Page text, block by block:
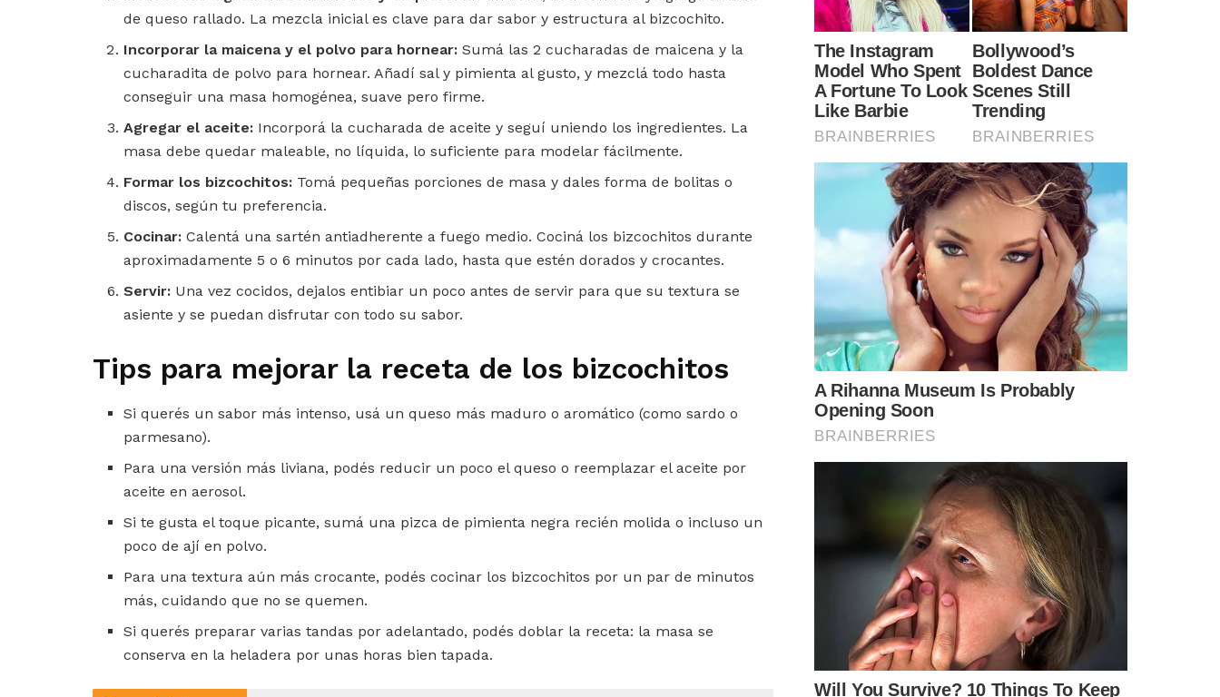
de queso rallado. La mezcla inicial es clave para dar sabor y estructura al bizcochito.
Incorporar la maicena y el polvo para hornear: Sumá las 2 cucharadas de maicena y la
cucharadita de polvo para hornear. Añadí sal y pimienta al gusto, y mezclá todo hasta
conseguir una masa homogénea, suave pero firme.
Agregar el aceite: Incorporá la cucharada de aceite y seguí uniendo los ingredientes. La
masa debe quedar maleable, no líquida, lo suficiente para modelar fácilmente.
Formar los bizcochitos: Tomá pequeñas porciones de masa y dales forma de bolitas o
discos, según tu preferencia.
Cocinar: Calentá una sartén antiadherente a fuego medio. Cociná los bizcochitos durante
aproximadamente 5 o 6 minutos por cada lado, hasta que estén dorados y crocantes.
Servir: Una vez cocidos, dejalos entibiar un poco antes de servir para que su textura se
asiente y se puedan disfrutar con todo su sabor.
Tips para mejorar la receta de los bizcochitos
Si querés un sabor más intenso, usá un queso más maduro o aromático (como sardo o
parmesano).
Para una versión más liviana, podés reducir un poco el queso o reemplazar el aceite por
aceite en aerosol.
Si te gusta el toque picante, sumá una pizca de pimienta negra recién molida o incluso un
poco de ají en polvo.
Para una textura aún más crocante, podés cocinar los bizcochitos por un par de minutos
más, cuidando que no se quemen.
Si querés preparar varias tandas por adelantado, podés doblar la receta: la masa se
conserva en la heladera por unas horas bien tapada.